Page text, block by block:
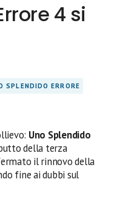
4 si
SPLENDIDO ERRORE
Uno Splendido
della terza
il rinnovo della
fine ai dubbi sul